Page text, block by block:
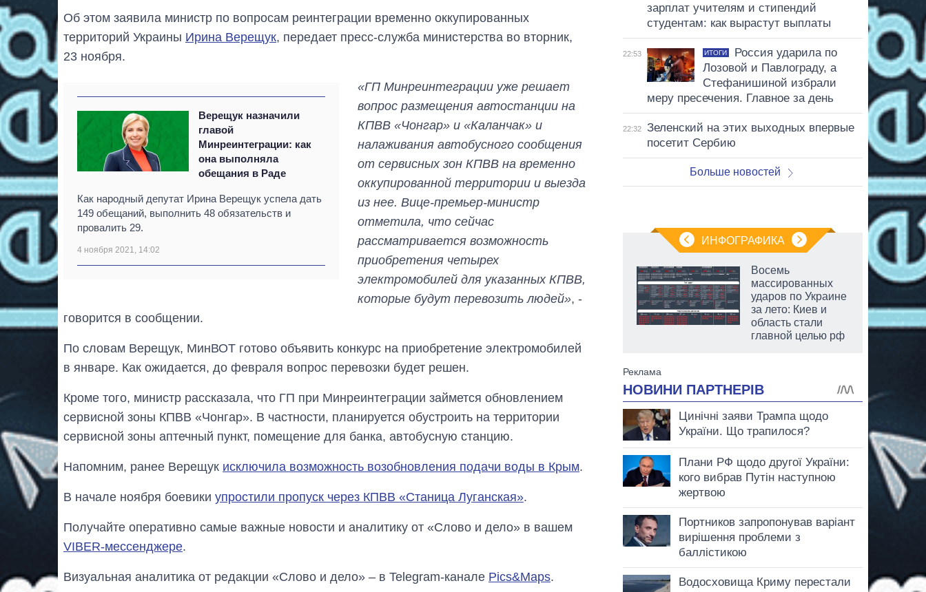
Об этом заявила министр по вопросам реинтеграции временно оккупированных
территорий Украины Ирина Верещук, передает пресс-служба министерства во вторник,
23 ноября.
Верещук назначили
главой
Минреинтеграции: как
она выполняла
обещания в Раде
Как народный депутат Ирина Верещук успела дать
149 обещаний, выполнить 48 обязательств и
провалить 29.
4 ноября 2021, 14:02
«ГП Минреинтеграции уже решает
вопрос размещения автостанции на
КПВВ «Чонгар» и «Каланчак» и
налаживания автобусного сообщения
от сервисных зон КПВВ на временно
оккупированной территории и выезда
из нее. Вице-премьер-министр
отметила, что сейчас
рассматривается возможность
приобретения четырех
электромобилей для указанных КПВВ,
которые будут перевозить людей», -
говорится в сообщении.
По словам Верещук, МинВОТ готово объявить конкурс на приобретение электромобилей
в январе. Как ожидается, до февраля вопрос перевозки будет решен.
Кроме того, министр рассказала, что ГП при Минреинтеграции займется обновлением
сервисной зоны КПВВ «Чонгар». В частности, планируется обустроить на территории
сервисной зоны аптечный пункт, помещение для банка, автобусную станцию.
Напомним, ранее Верещук исключила возможность возобновления подачи воды в Крым.
В начале ноября боевики упростили пропуск через КПВВ «Станица Луганская».
Получайте оперативно самые важные новости и аналитику от «Слово и дело» в вашем
VIBER-мессенджере.
Визуальная аналитика от редакции «Слово и дело» – в Telegram-канале Pics&Maps.
зарплат учителям и стипендий
студентам: как вырастут выплаты
22:53 ИТОГИ
Россия ударила по
Лозовой и Павлограду, а
Стефанишиной избрали
меру пресечения. Главное за день
22:32
Зеленский на этих выходных впервые
посетит Сербию
Больше новостей
ИНФОГРАФИКА
изменилось
количество
аспирантуру
Восемь
массированных
ударов по Украине
за лето: Киев и
область стали
главной целью рф